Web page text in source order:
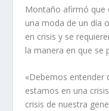
Montaño afirmó que
una moda de un día
en crisis y se
la manera en que se
«Debemos entender
estamos en una
crisis de nuestra